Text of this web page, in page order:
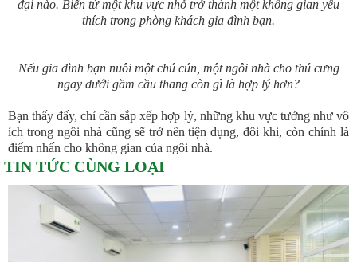
đại nào. Biến từ một khu vực nhỏ trở thành một không gian yêu
thích trong phòng khách gia đình bạn.
Nếu gia đình bạn nuôi một chú cún, một ngôi nhà cho thú cưng
ngay dưới gầm cầu thang còn gì là hợp lý hơn?
Bạn thấy đấy, chỉ cần sắp xếp hợp lý, những khu vực tưởng như vô
ích trong ngôi nhà cũng sẽ trở nên tiện dụng, đôi khi, còn chính là
điểm nhấn cho không gian của ngôi nhà.
TIN TỨC CÙNG LOẠI